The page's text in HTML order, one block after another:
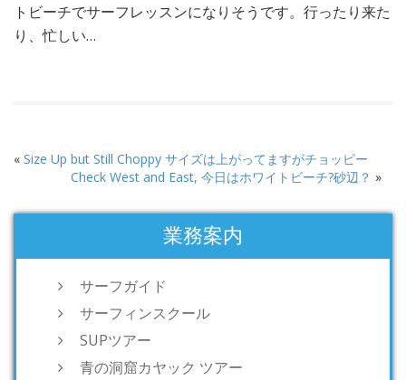
トビーチでサーフレッスンになりそうです。行ったり来た
り、忙しい…
« Size Up but Still Choppy サイズは上がってますがチョッピー
Check West and East, 今日はホワイトビーチ?砂辺？ »
業務案内
サーフガイド
サーフィンスクール
SUPツアー
青の洞窟カヤック ツアー